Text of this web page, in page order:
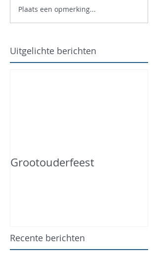
Plaats een opmerking...
Uitgelichte berichten
Grootouderfeest
Recente berichten